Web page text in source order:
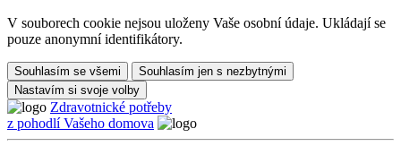
V souborech cookie nejsou uloženy Vaše osobní údaje. Ukládají se
pouze anonymní identifikátory.
Souhlasím se všemi
Souhlasím jen s nezbytnými
Nastavím si svoje volby
Zdravotnické potřeby
z pohodlí Vašeho domova